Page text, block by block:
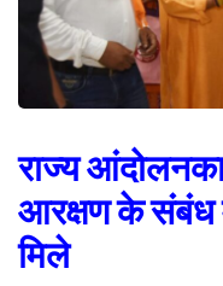
राज्य
आरक्षण के संबंध
मिले